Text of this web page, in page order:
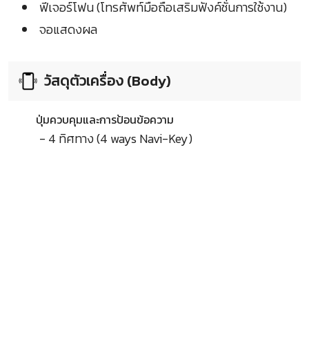
ฟีเจอร์โฟน (โทรศัพท์มือถือเสริมฟังค์ชั่นการใช้งาน)
จอแสดงผล
วัสดุตัวเครื่อง (Body)
ปุ่มควบคุมและการป้อนข้อความ
- 4 ทิศทาง (4 ways Navi-Key)